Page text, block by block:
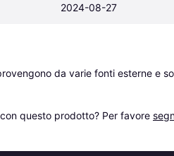
2024-08-27
da varie fonti esterne e
questo prodotto? Per favore